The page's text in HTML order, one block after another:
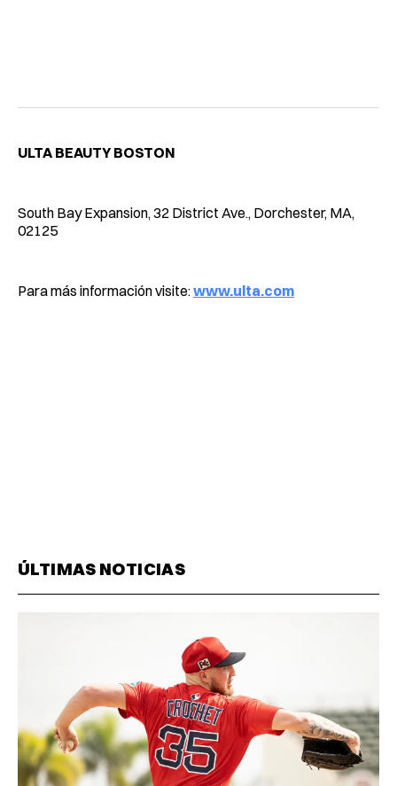
ULTA BEAUTY BOSTON
South Bay Expansion, 32 District Ave., Dorchester, MA,
02125
Para más información visite:www.ulta.com
ÚLTIMAS NOTICIAS